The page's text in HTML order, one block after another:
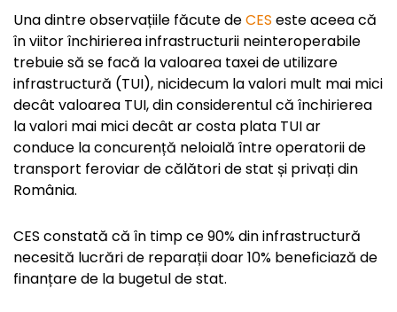
Una dintre observațiile făcute deCES este aceea că
în viitor închirierea infrastructurii neinteroperabile
trebuie să se facă la valoarea taxei de utilizare
infrastructură (TUI), nicidecum la valori mult mai mici
decât valoarea TUI, din considerentul că închirierea
la valori mai mici decât ar costa plata TUI ar
conduce la concurență neloială între operatorii de
transport feroviar de călători de stat și privați din
România.
CES constată că în timp ce 90% din infrastructură
necesită lucrări de reparații doar 10% beneficiază de
finanțare de la bugetul de stat.